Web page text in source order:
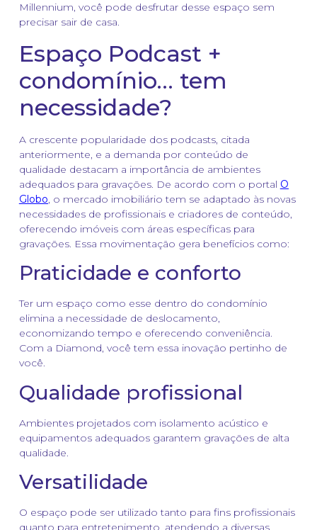
Millennium, você pode desfrutar desse espaço sem
precisar sair de casa.
Espaço Podcast +
condomínio… tem
necessidade?
A crescente popularidade dos podcasts, citada
anteriormente, e a demanda por conteúdo de
qualidade destacam a importância de ambientes
adequados para gravações. De acordo com o portal O
Globo, o mercado imobiliário tem se adaptado às novas
necessidades de profissionais e criadores de conteúdo,
oferecendo imóveis com áreas específicas para
gravações. Essa movimentação gera benefícios como:
Praticidade e conforto
Ter um espaço como esse dentro do condomínio
elimina a necessidade de deslocamento,
economizando tempo e oferecendo conveniência.
Com a Diamond, você tem essa inovação pertinho de
você.
Qualidade profissional
Ambientes projetados com isolamento acústico e
equipamentos adequados garantem gravações de alta
qualidade.
Versatilidade
O espaço pode ser utilizado tanto para fins profissionais
quanto para entretenimento, atendendo a diversas